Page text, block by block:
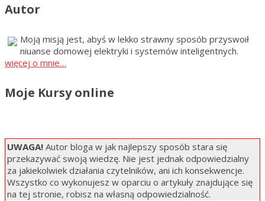
Autor
Moją misją jest, abyś w lekko strawny sposób przyswoił
niuanse domowej elektryki i systemów inteligentnych.
więcej o mnie…
Moje Kursy online
UWAGA! Autor bloga w jak najlepszy sposób stara się
przekazywać swoją wiedzę. Nie jest jednak odpowiedzialny
za jakiekolwiek działania czytelników, ani ich konsekwencje.
Wszystko co wykonujesz w oparciu o artykuły znajdujące się
na tej stronie, robisz na własną odpowiedzialność.